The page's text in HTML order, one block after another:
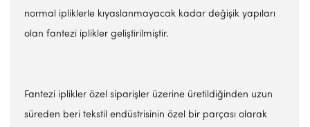
normal ipliklerle kıyaslanmayacak kadar değişik yapıları
olan fantezi iplikler geliştirilmiştir.
Fantezi iplikler özel siparişler üzerine üretildiğinden uzun
süreden beri tekstil endüstrisinin özel bir parçası olarak